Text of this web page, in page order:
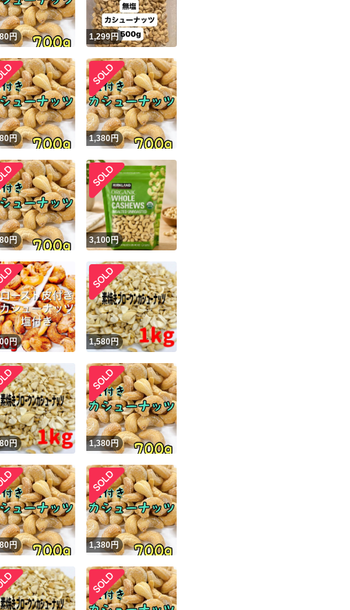
円 1,299円
円 1,380円
円 3,100円
円 1,580円
円 1,380円
円 1,380円